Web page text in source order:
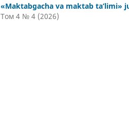
«Maktabgacha va maktab ta’limi»
Том 4 № 4 (2026)